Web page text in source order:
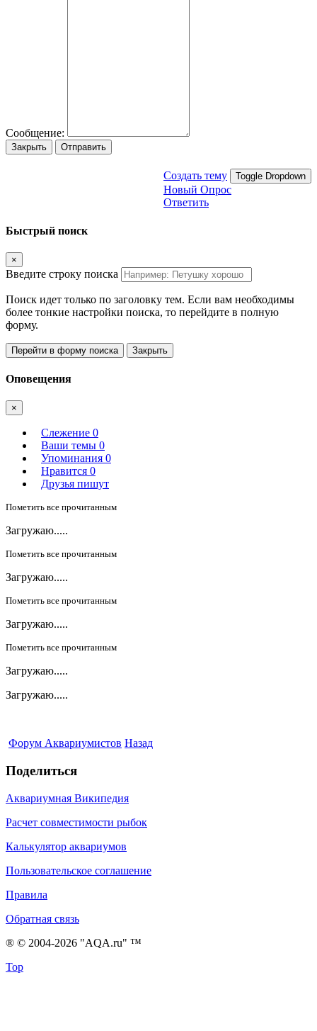
Сообщение:
Закрыть Отправить
Создать тему Toggle Dropdown
Новый Опрос
Ответить
Быстрый поиск
×
Введите строку поиска
Поиск идет только по заголовку тем. Если вам необходимы
более тонкие настройки поиска, то перейдите в полную
форму.
Перейти в форму поиска Закрыть
Оповещения
×
Слежение 0
Ваши темы 0
Упоминания 0
Нравится 0
Друзья пишут
Пометить все прочитанным
Загружаю.....
Пометить все прочитанным
Загружаю.....
Пометить все прочитанным
Загружаю.....
Пометить все прочитанным
Загружаю.....
Загружаю.....
Форум Аквариумистов Назад
Поделиться
Аквариумная Википедия
Расчет совместимости рыбок
Калькулятор аквариумов
Пользовательское соглашение
Правила
Обратная связь
® © 2004-2026 "AQA.ru" ™
Top